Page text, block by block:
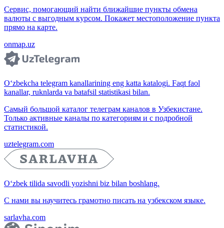
Сервис, помогающий найти ближайшие пункты обмена
валюты с выгодным курсом. Покажет местоположение пункта
прямо на карте.
onmap.uz
O‘zbekcha telegram kanallarining eng katta katalogi. Faqt faol
kanallar, ruknlarda va batafsil statistikasi bilan.
Самый большой каталог телеграм каналов в Узбекистане.
Только активные каналы по категориям и с подробной
статистикой.
uztelegram.com
O‘zbek tilida savodli yozishni biz bilan boshlang.
С нами вы научитесь грамотно писать на узбекском языке.
sarlavha.com